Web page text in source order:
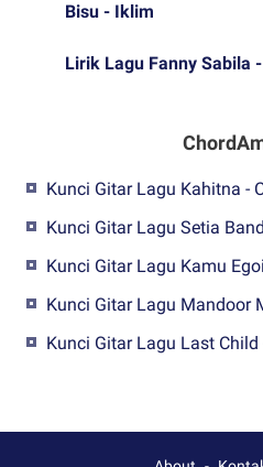
Bisu - Iklim
Lirik Lagu Fanny Sabila
Kunci Gitar Lagu Kahitna -
Kunci Gitar Lagu Setia
Kunci Gitar Lagu Kamu
Kunci Gitar Lagu Mandoor
Kunci Gitar Lagu Last